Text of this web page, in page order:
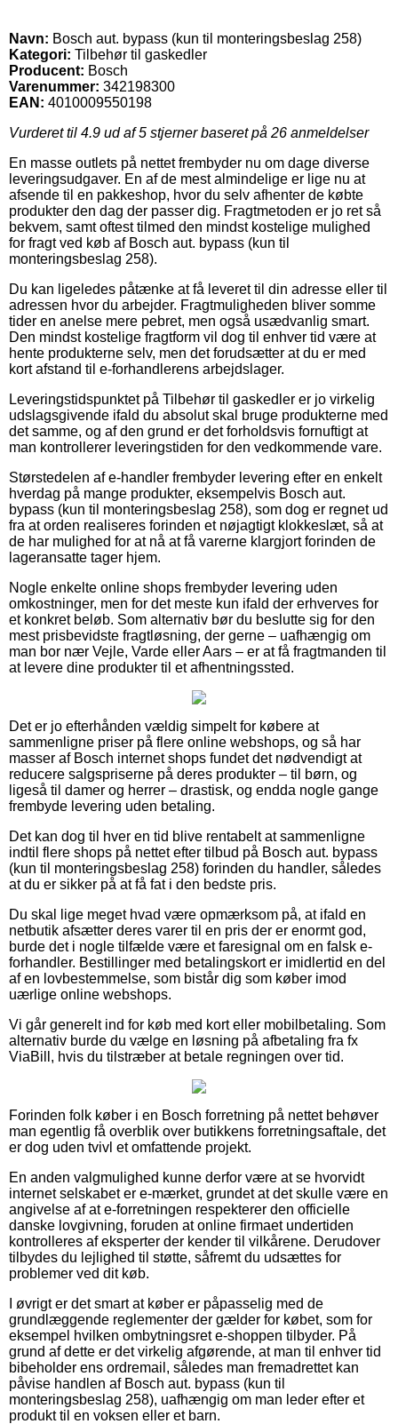
Navn: Bosch aut. bypass (kun til monteringsbeslag 258)
Kategori: Tilbehør til gaskedler
Producent: Bosch
Varenummer: 342198300
EAN: 4010009550198
Vurderet til 4.9 ud af 5 stjerner baseret på 26 anmeldelser
En masse outlets på nettet frembyder nu om dage diverse
leveringsudgaver. En af de mest almindelige er lige nu at
afsende til en pakkeshop, hvor du selv afhenter de købte
produkter den dag der passer dig. Fragtmetoden er jo ret så
bekvem, samt oftest tilmed den mindst kostelige mulighed
for fragt ved køb af Bosch aut. bypass (kun til
monteringsbeslag 258).
Du kan ligeledes påtænke at få leveret til din adresse eller til
adressen hvor du arbejder. Fragtmuligheden bliver somme
tider en anelse mere pebret, men også usædvanlig smart.
Den mindst kostelige fragtform vil dog til enhver tid være at
hente produkterne selv, men det forudsætter at du er med
kort afstand til e-forhandlerens arbejdslager.
Leveringstidspunktet på Tilbehør til gaskedler er jo virkelig
udslagsgivende ifald du absolut skal bruge produkterne med
det samme, og af den grund er det forholdsvis fornuftigt at
man kontrollerer leveringstiden for den vedkommende vare.
Størstedelen af e-handler frembyder levering efter en enkelt
hverdag på mange produkter, eksempelvis Bosch aut.
bypass (kun til monteringsbeslag 258), som dog er regnet ud
fra at orden realiseres forinden et nøjagtigt klokkeslæt, så at
de har mulighed for at nå at få varerne klargjort forinden de
lageransatte tager hjem.
Nogle enkelte online shops frembyder levering uden
omkostninger, men for det meste kun ifald der erhverves for
et konkret beløb. Som alternativ bør du beslutte sig for den
mest prisbevidste fragtløsning, der gerne – uafhængig om
man bor nær Vejle, Varde eller Aars – er at få fragtmanden til
at levere dine produkter til et afhentningssted.
Det er jo efterhånden vældig simpelt for købere at
sammenligne priser på flere online webshops, og så har
masser af Bosch internet shops fundet det nødvendigt at
reducere salgspriserne på deres produkter – til børn, og
ligeså til damer og herrer – drastisk, og endda nogle gange
frembyde levering uden betaling.
Det kan dog til hver en tid blive rentabelt at sammenligne
indtil flere shops på nettet efter tilbud på Bosch aut. bypass
(kun til monteringsbeslag 258) forinden du handler, således
at du er sikker på at få fat i den bedste pris.
Du skal lige meget hvad være opmærksom på, at ifald en
netbutik afsætter deres varer til en pris der er enormt god,
burde det i nogle tilfælde være et faresignal om en falsk e-
forhandler. Bestillinger med betalingskort er imidlertid en del
af en lovbestemmelse, som bistår dig som køber imod
uærlige online webshops.
Vi går generelt ind for køb med kort eller mobilbetaling. Som
alternativ burde du vælge en løsning på afbetaling fra fx
ViaBill, hvis du tilstræber at betale regningen over tid.
Forinden folk køber i en Bosch forretning på nettet behøver
man egentlig få overblik over butikkens forretningsaftale, det
er dog uden tvivl et omfattende projekt.
En anden valgmulighed kunne derfor være at se hvorvidt
internet selskabet er e-mærket, grundet at det skulle være en
angivelse af at e-forretningen respekterer den officielle
danske lovgivning, foruden at online firmaet undertiden
kontrolleres af eksperter der kender til vilkårene. Derudover
tilbydes du lejlighed til støtte, såfremt du udsættes for
problemer ved dit køb.
I øvrigt er det smart at køber er påpasselig med de
grundlæggende reglementer der gælder for købet, som for
eksempel hvilken ombytningsret e-shoppen tilbyder. På
grund af dette er det virkelig afgørende, at man til enhver tid
bibeholder ens ordremail, således man fremadrettet kan
påvise handlen af Bosch aut. bypass (kun til
monteringsbeslag 258), uafhængig om man leder efter et
produkt til en voksen eller et barn.